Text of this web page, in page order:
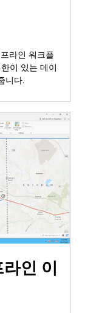
라인 워크플
이 있는 데이
니다.
인 이